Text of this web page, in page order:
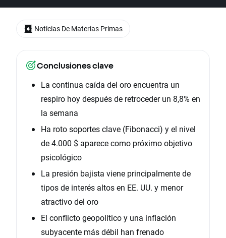
Conclusiones clave
La continua caída del oro encuentra un
respiro hoy después de retroceder un 8,8% en
la semana
Ha roto soportes clave (Fibonacci) y el nivel
de 4.000 $ aparece como próximo objetivo
psicológico
La presión bajista viene principalmente de
tipos de interés altos en EE. UU. y menor
atractivo del oro
El conflicto geopolítico y una inflación
subyacente más débil han frenado
Noticias De Materias Primas